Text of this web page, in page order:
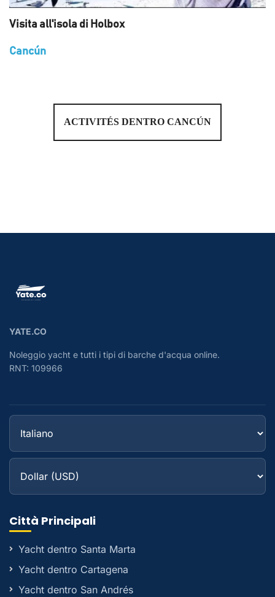
Visita all'isola di Holbox
Cancún
ACTIVITÉS DENTRO CANCÚN
YATE.CO
Noleggio yacht e tutti i tipi di barche d'acqua online.
RNT: 109966
Città Principali
Yacht dentro Santa Marta
Yacht dentro Cartagena
Yacht dentro San Andrés